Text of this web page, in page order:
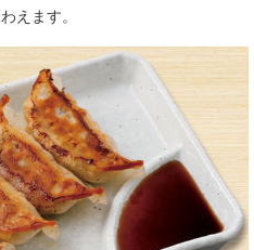
えます。